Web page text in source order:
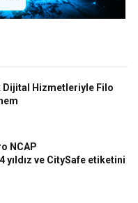
Dijital Hizmetleriyle Filo
NCAP
ve CitySafe etiketini